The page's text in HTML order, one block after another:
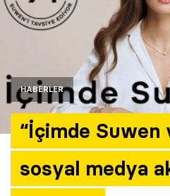
HABERLER
“İçimde Suwen
sosyal medya